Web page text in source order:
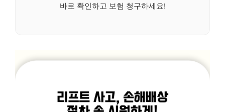
바로 확인하고 보험 청구하세요!